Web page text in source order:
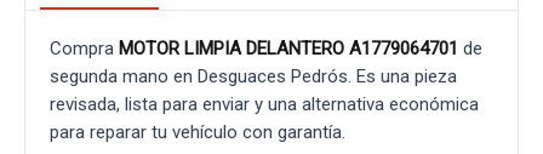
Compra MOTOR LIMPIA DELANTERO A1779064701 de
segunda mano en Desguaces Pedrós. Es una pieza
revisada, lista para enviar y una alternativa económica
para reparar tu vehículo con garantía.